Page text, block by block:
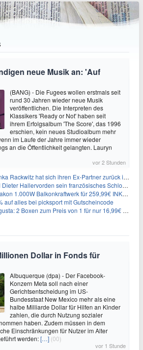
neue Musik an: 'Auf
(BANG) - Die Fugees wollen erstmals seit
rund 30 Jahren wieder neue Musik
veröffentlichen. Die Interpreten des
Klassikers 'Ready or Not' haben seit
ihrem Erfolgsalbum 'The Score', das 1996
erschien, kein neues Studioalbum mehr
im Laufe der Jahre immer wieder
an die Öffentlichkeit gelangten. Lauryn
vor 2 Stunden
Rackwitz hat sich ihren Ex-Partner zurück ins Haus geholt
Hallervorden sein französisches Schloss verkaufen?
1.000W Balkonkraftwerk für 259,99€ INKL. VERSAND! 800W Wechselrichter, bifazial
auf alles bei picksport mit Gutscheincode
2 Boxen zum Preis von 1 für nur 16,99€ inkl. Versand
Dollar in Fonds für
Albuquerque (dpa) - Der Facebook-
Konzern Meta soll nach einer
Gerichtsentscheidung im US-
Bundesstaat New Mexico mehr als eine
halbe Milliarde Dollar für Hilfen an Kinder
zahlen, die durch Nutzung sozialer
haben. Zudem müssen in dem
Einschränkungen für Nutzer im Alter
werden:[…] (00)
vor 1 Stunde